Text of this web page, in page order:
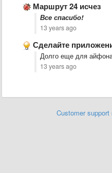
Маршрут 24 исчез
​Все спасибо!
13 years ago
Сделайте
​Долго еще для
13 years ago
Customer support